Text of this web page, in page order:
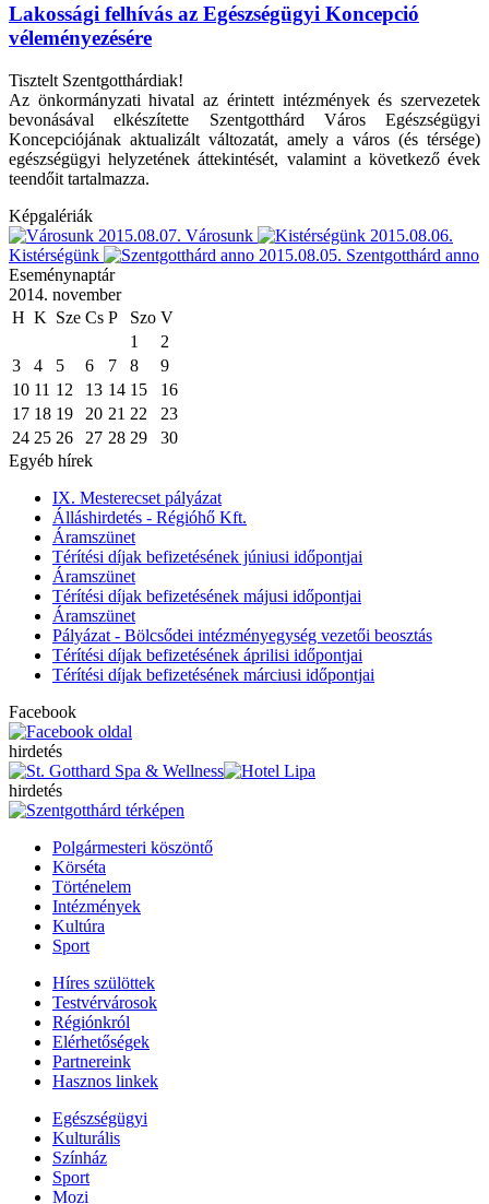
Lakossági felhívás az Egészségügyi Koncepció
véleményezésére
Tisztelt Szentgotthárdiak!
Az önkormányzati hivatal az érintett intézmények és szervezetek
bevonásával elkészítette Szentgotthárd Város Egészségügyi
Koncepciójának aktualizált változatát, amely a város (és térsége)
egészségügyi helyzetének áttekintését, valamint a következő évek
teendőit tartalmazza.
Képgalériák
2015.08.07. Városunk
2015.08.06.
Kistérségünk
2015.08.05. Szentgotthárd anno
Eseménynaptár
2014. november
H K Sze Cs P Szo V
1
2
3
4 5 6 7 8
9
10 11 12 13 14 15
16
17 18 19 20 21 22
23
24 25 26 27 28 29
30
Egyéb hírek
IX. Mesterecset pályázat
Álláshirdetés - Régióhő Kft.
Áramszünet
Térítési díjak befizetésének júniusi időpontjai
Áramszünet
Térítési díjak befizetésének májusi időpontjai
Áramszünet
Pályázat - Bölcsődei intézményegység vezetői beosztás
Térítési díjak befizetésének áprilisi időpontjai
Térítési díjak befizetésének márciusi időpontjai
Facebook
hirdetés
hirdetés
Polgármesteri köszöntő
Körséta
Történelem
Intézmények
Kultúra
Sport
Híres szülöttek
Testvérvárosok
Régiónkról
Elérhetőségek
Partnereink
Hasznos linkek
Egészségügyi
Kulturális
Színház
Sport
Mozi